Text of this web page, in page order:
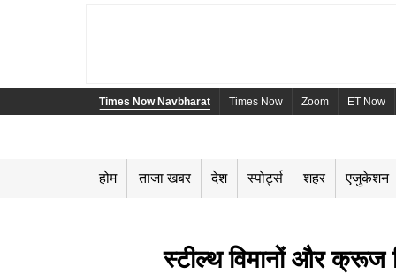
Times Now Navbharat Times Now Zoom ET Now
होम ताजा खबर देश स्पोर्ट्स शहर एजुकेशन
स्टील्थ विमानों और क्रूज